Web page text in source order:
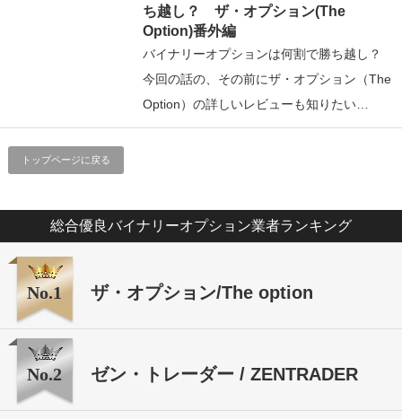
ち越し？ ザ・オプション(The
Option)番外編
バイナリーオプションは何割で勝ち越し？
今回の話の、その前にザ・オプション（The
Option）の詳しいレビューも知りたい…
トップページに戻る
総合優良バイナリーオプション業者ランキング
No.1 ザ・オプション/The option
No.2 ゼン・トレーダー / ZENTRADER